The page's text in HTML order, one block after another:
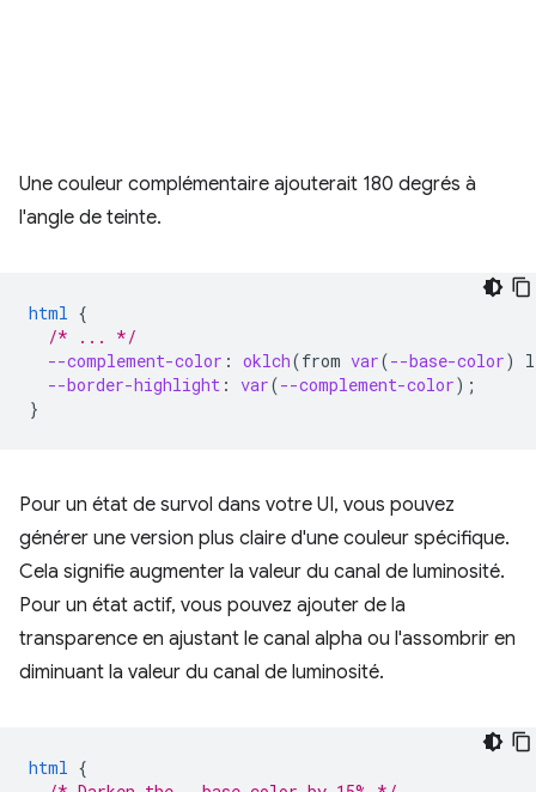
Une couleur complémentaire ajouterait 180 degrés à
l'angle de teinte.
html {
/* ... */
--complement-color : oklch(from var(--base-color)
l
--border-highlight : var(--complement-color);
}
Pour un état de survol dans votre UI, vous pouvez
générer une version plus claire d'une couleur spécifique.
Cela signifie augmenter la valeur du canal de luminosité.
Pour un état actif, vous pouvez ajouter de la
transparence en ajustant le canal alpha ou l'assombrir en
diminuant la valeur du canal de luminosité.
html {